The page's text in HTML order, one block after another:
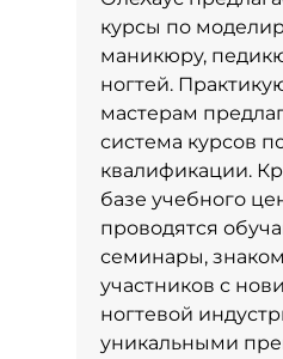
курсы по
маникюру,
ногтей.
мастерам
система курсов
квалификации.
базе учебного
проводятся
семинары,
участников с
ногтевой
уникальными